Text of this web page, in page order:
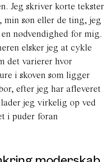
Jeg skriver korte tekster
min søn eller de ting, jeg
nødvendighed for mig.
elsker jeg at cykle
det varierer hvor
i skoven som ligger
efter jeg har afleveret
jeg virkelig op ved
i puder foran